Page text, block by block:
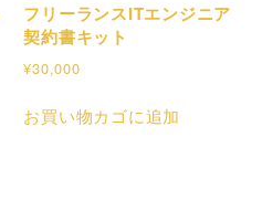
フリーランスITエンジニア
契約書キット
¥30,000
お買い物カゴに追加